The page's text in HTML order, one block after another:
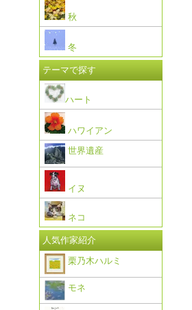
秋
冬
テーマで探す
ハート
ハワイアン
世界遺産
イヌ
ネコ
人気作家紹介
栗乃木ハルミ
モネ